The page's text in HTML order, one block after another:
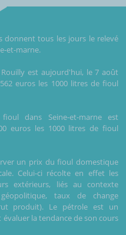
donnent tous les jours le relevé
et-marne.
est aujourd'hui, le 7 août
euros les 1000 litres de fioul
dans Seine-et-marne est
euros les 1000 litres de fioul
un prix du fioul domestique
Celui-ci récolte en effet les
extérieurs, liés au contexte
taux de change
produit). Le pétrole est un
la tendance de son cours